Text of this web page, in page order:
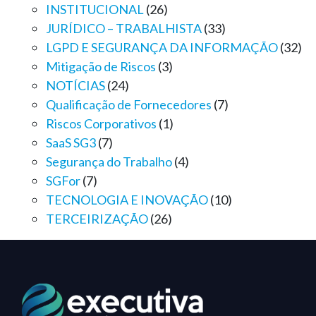
INSTITUCIONAL(26)
JURÍDICO – TRABALHISTA(33)
LGPD E SEGURANÇA DA INFORMAÇÃO(32)
Mitigação de Riscos (3)
NOTÍCIAS(24)
Qualificação de Fornecedores (7)
Riscos Corporativos (1)
SaaS SG3(7)
Segurança do Trabalho(4)
SGFor(7)
TECNOLOGIA E INOVAÇÃO(10)
TERCEIRIZAÇÃO(26)